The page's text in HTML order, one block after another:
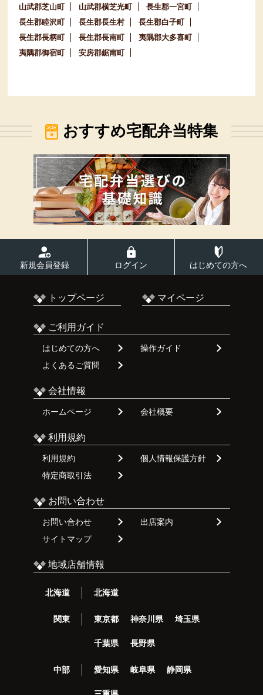
山武郡芝山町
山武郡横芝光町
長生郡一宮町
長生郡睦沢町
長生郡長生村
長生郡白子町
長生郡長柄町
長生郡長南町
夷隅郡大多喜町
夷隅郡御宿町
安房郡鋸南町
おすすめ宅配弁当特集
新規会員登録 ログイン はじめての方へ
トップページ マイページ
ご利用ガイド
はじめての方へ
操作ガイド
よくあるご質問
会社情報
ホームページ 会社概要
利用規約
利用規約
個人情報保護方針
特定商取引法
お問い合わせ
お問い合わせ
出店案内
サイトマップ
地域店舗情報
北海道 北海道
関東 東京都 神奈川県 埼玉県
千葉県 長野県
中部 愛知県 岐阜県 静岡県